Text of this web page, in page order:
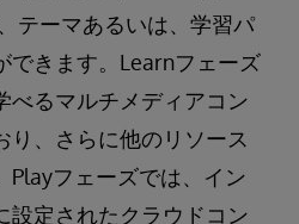
テーマあるいは、学習パ
できます。Learnフェーズ
べるマルチメディアコン
り、さらに他のリソース
Playフェーズでは、イン
設定されたクラウドコン